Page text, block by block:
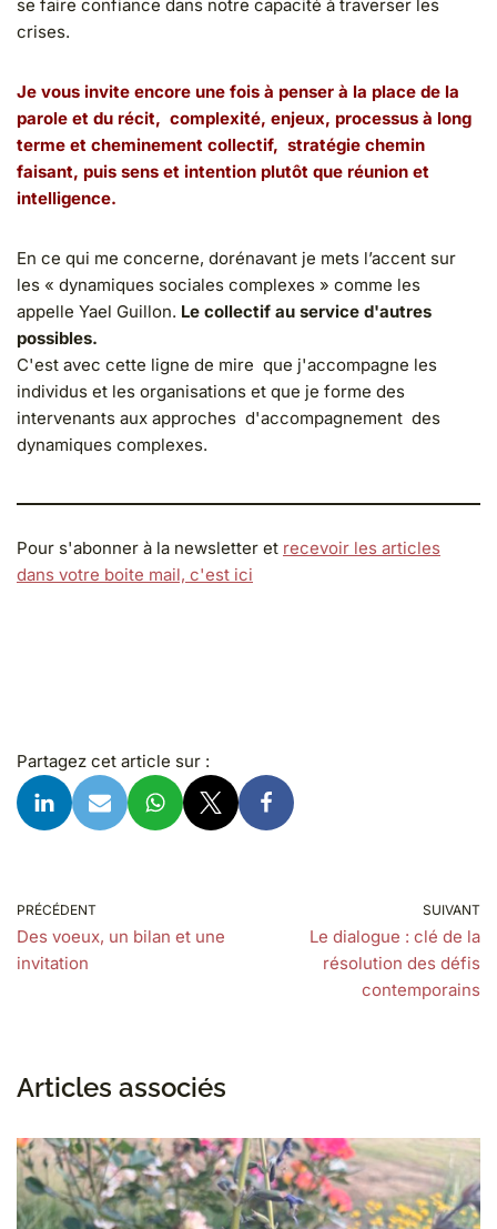
se faire confiance dans notre capacité à traverser les
crises.
Je vous invite encore une fois à penser à la place de la
parole et du récit, complexité, enjeux, processus à long
terme et cheminement collectif, stratégie chemin
faisant, puis sens et intention plutôt que réunion et
intelligence.
En ce qui me concerne, dorénavant je mets l’accent sur
les « dynamiques sociales complexes » comme les
appelle Yael Guillon. Le collectif au service d'autres
possibles.
C'est avec cette ligne de mire que j'accompagne les
individus et les organisations et que je forme des
intervenants aux approches d'accompagnement des
dynamiques complexes.
Pour s'abonner à la newsletter et recevoir les articles
dans votre boite mail, c'est ici
Partagez cet article sur :
PRÉCÉDENT
Des voeux, un bilan et une
invitation
SUIVANT
Le dialogue : clé de la
résolution des défis
contemporains
Articles associés